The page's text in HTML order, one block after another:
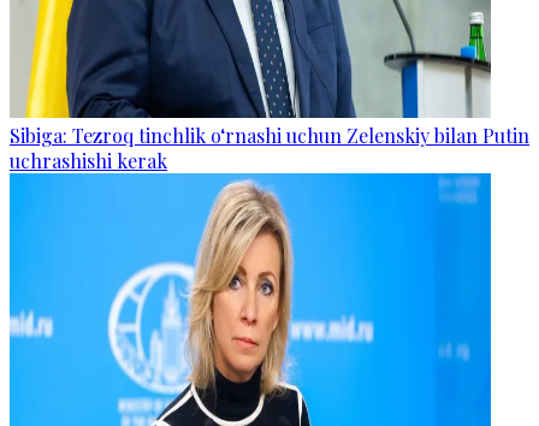
Sibiga: Tezroq tinchlik o‘rnashi uchun Zelenskiy bilan Putin
uchrashishi kerak